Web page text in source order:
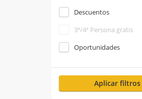
Descuentos
3ª/4ª Persona gratis
Oportunidades
Aplicar filtros